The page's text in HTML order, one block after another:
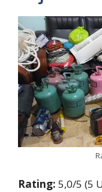
Rating: 5,0/5 (5